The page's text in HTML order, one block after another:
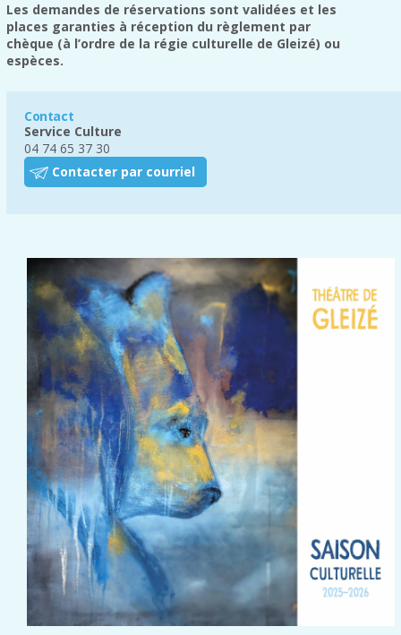
Les demandes de réservations sont validées et les
places garanties à réception du règlement par
chèque (à l’ordre de la régie culturelle de Gleizé) ou
espèces.
Contact
Service Culture
04 74 65 37 30
Contacter par courriel